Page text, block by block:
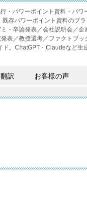
・パワーポイント資料・パワ
存パワーポイント資料のブ
・卒論発表／会社説明会／
表／教授選考／ファクトブ
。ChatGPT・Claudeなど
訳 お客様の声